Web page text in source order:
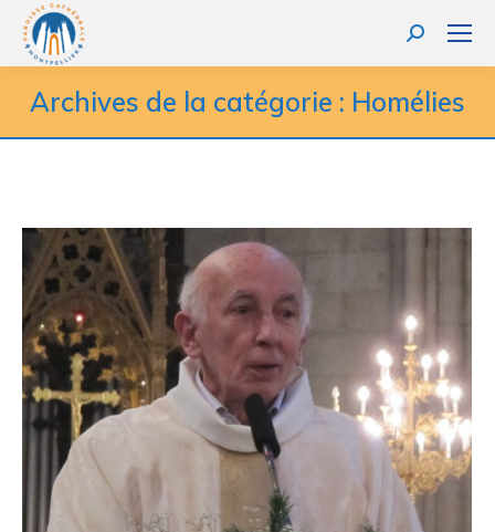
Recherche
:
Archives de la catégorie : Homélies